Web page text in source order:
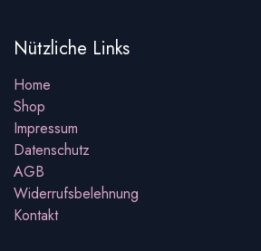
Nützliche Links
Home
Shop
Impressum
Datenschutz
AGB
Widerrufsbelehnung
Kontakt